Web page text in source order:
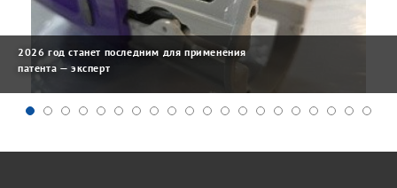
2026 год станет последним для применения
патента — эксперт